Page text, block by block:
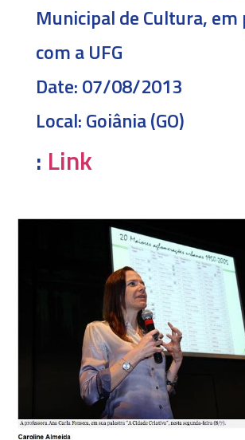
Municipal de Cultura, em
com a UFG
Date:07/08/2013
Local:Goiânia (GO)
: Link